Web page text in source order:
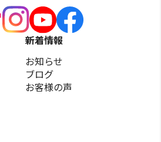
新着情報
お知らせ
ブログ
お客様の声